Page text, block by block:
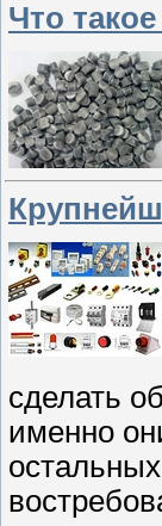
Что
сделать
именно